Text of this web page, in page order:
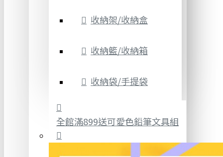
收納架/收納盒
收納籃/收納箱
收納袋/手提袋
全館滿899送可愛色鉛筆文具組